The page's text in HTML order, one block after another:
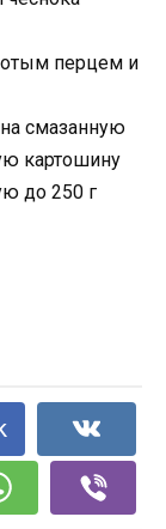
перцем и
смазанную
картошину
до 250 г